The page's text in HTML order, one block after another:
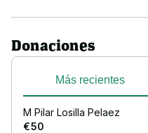
Donaciones
Más recientes
M Pilar Losilla Pelaez
€ 50